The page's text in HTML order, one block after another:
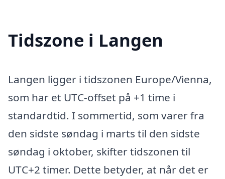
Tidszone i Langen
Langen ligger i tidszonen Europe/Vienna,
som har et UTC-offset på +1 time i
standardtid. I sommertid, som varer fra
den sidste søndag i marts til den sidste
søndag i oktober, skifter tidszonen til
UTC+2 timer. Dette betyder, at når det er